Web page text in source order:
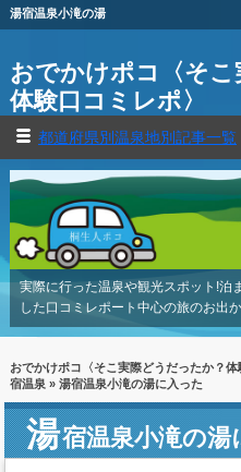
湯宿温泉小滝の湯
おでかけポコ〈そ
体験口コミレポ〉
都道府県別温泉地別記事一覧
実際に行った温泉や観光スポット!泊
した口コミレポート中心の旅のお出
おでかけポコ〈そこ実際どうだったか？体
宿温泉 » 湯宿温泉小滝の湯に入った
湯宿温泉小滝の湯